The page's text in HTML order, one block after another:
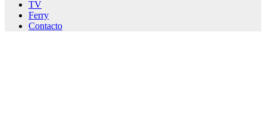
TV
Ferry
Contacto